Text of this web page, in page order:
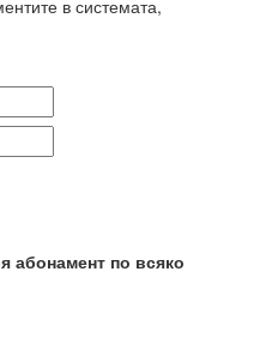
в системата,
абонамент по всяко